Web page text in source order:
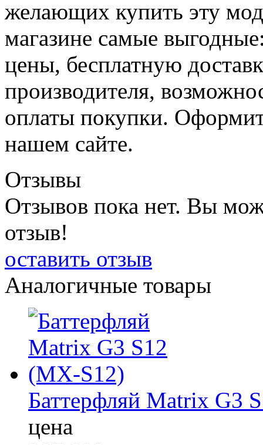
желающих купить эту
магазине самые
цены, бесплатную
производителя,
оплаты покупки.
нашем сайте.
Отзывы
Отзывов пока нет. Вы
отзыв!
оставить отзыв
Аналогичные товары
Баттерфляй Matrix G3
цена